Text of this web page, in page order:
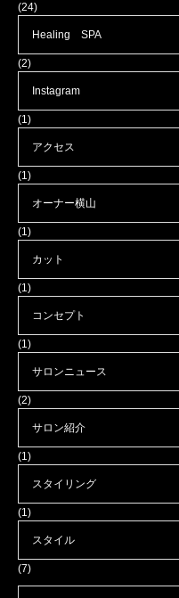
(24)
Healing SPA
(2)
Instagram
(1)
アクセス
(1)
オーナー横山
(1)
カット
(1)
コンセプト
(1)
サロンニュース
(2)
サロン紹介
(1)
スタイリング
(1)
スタイル
(7)